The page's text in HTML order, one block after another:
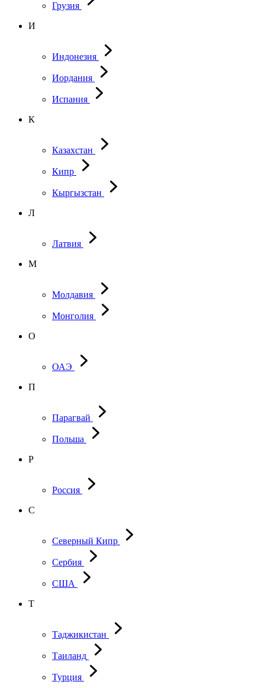
Грузия
И
Индонезия
Иордания
Испания
К
Казахстан
Кипр
Кыргызстан
Л
Латвия
М
Молдавия
Монголия
О
ОАЭ
П
Парагвай
Польша
Р
Россия
С
Северный Кипр
Сербия
США
Т
Таджикистан
Таиланд
Турция